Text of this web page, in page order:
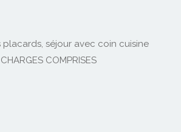
placards, séjour avec coin cuisine
COMPRISES